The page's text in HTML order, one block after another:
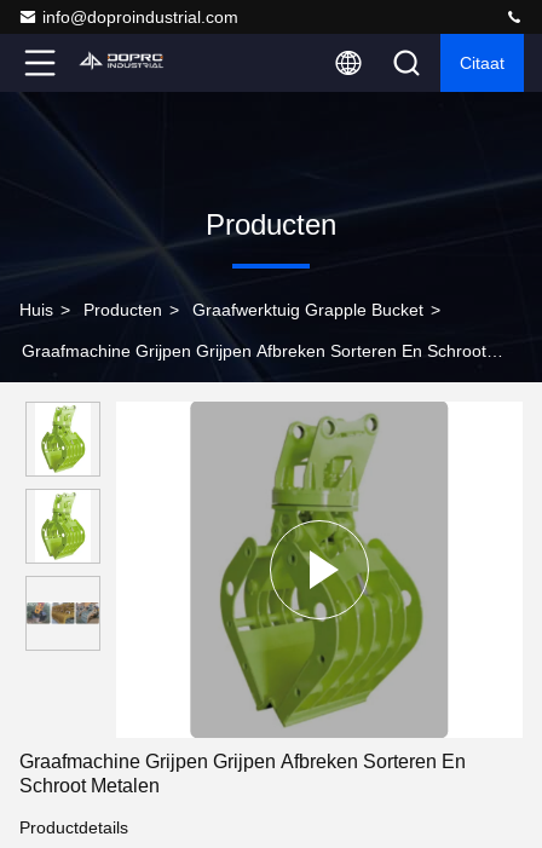
info@doproindustrial.com
Citaat
Producten
Huis > Producten > Graafwerktuig Grapple Bucket >
Graafmachine Grijpen Grijpen Afbreken Sorteren En Schroot
Graafmachine Grijpen Grijpen Afbreken Sorteren En
Schroot Metalen
Productdetails